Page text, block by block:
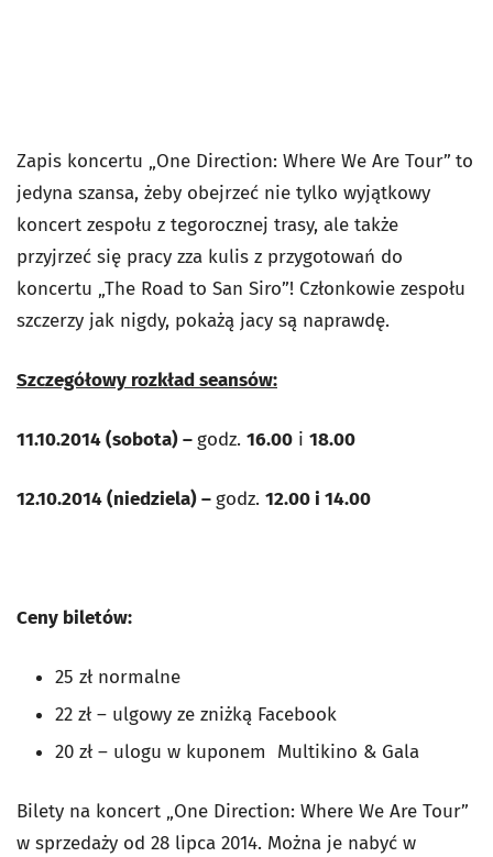
Zapis koncertu „One Direction: Where We Are Tour” to
jedyna szansa, żeby obejrzeć nie tylko wyjątkowy
koncert zespołu z tegorocznej trasy, ale także
przyjrzeć się pracy zza kulis z przygotowań do
koncertu „The Road to San Siro”! Członkowie zespołu
szczerzy jak nigdy, pokażą jacy są naprawdę.
Szczegółowy rozkład seansów:
11.10.2014 (sobota) –godz. 16.00 i 18.00
12.10.2014 (niedziela) –godz. 12.00 i 14.00
Ceny biletów:
25 zł normalne
22 zł – ulgowy ze zniżką Facebook
20 zł – ulogu w kuponem Multikino & Gala
Bilety na koncert „One Direction: Where We Are Tour”
w sprzedaży od 28 lipca 2014. Można je nabyć w